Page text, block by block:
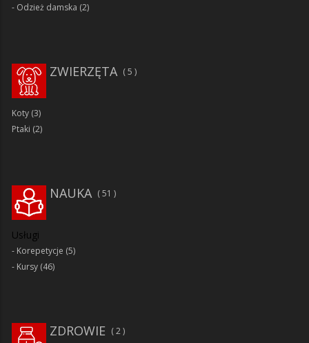
Odzież damska (2)
ZWIERZĘTA 5
Koty (3)
Ptaki (2)
51
NAUKA
Usługi
Korepetycje (5)
Kursy (46)
ZDROWIE 2